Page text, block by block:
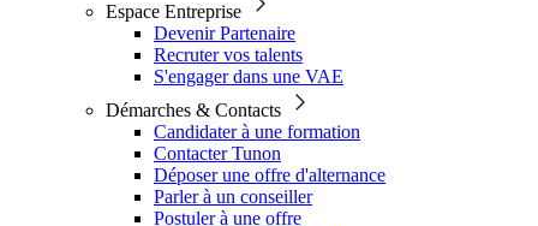
Espace Entreprise
Devenir Partenaire
Recruter vos talents
S'engager dans une VAE
Démarches & Contacts
Candidater à une formation
Contacter Tunon
Déposer une offre d'alternance
Parler à un conseiller
Postuler à une offre